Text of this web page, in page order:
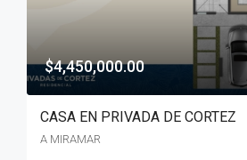
$4,450,000.00
CASA EN PRIVADA DE CORTEZ
A MIRAMAR